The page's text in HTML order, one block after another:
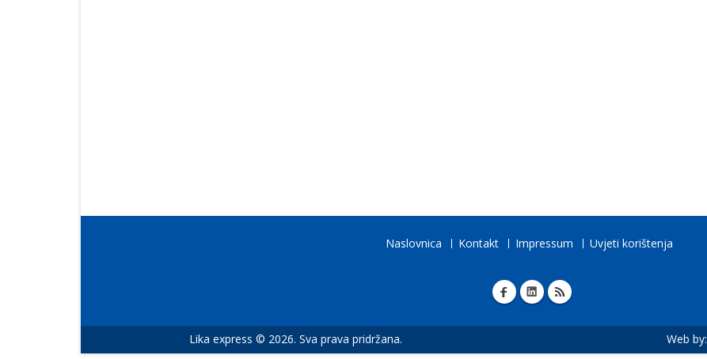
Naslovnica Kontakt Impressum Uvjeti korištenja
Lika express © 2026. Sva prava pridržana. Web by: